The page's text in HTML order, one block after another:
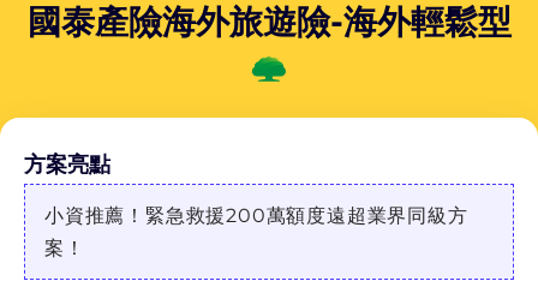
國泰產險海外旅遊險-海外輕鬆型
方案亮點
小資推薦！緊急救援200萬額度遠超業界同級方
案！